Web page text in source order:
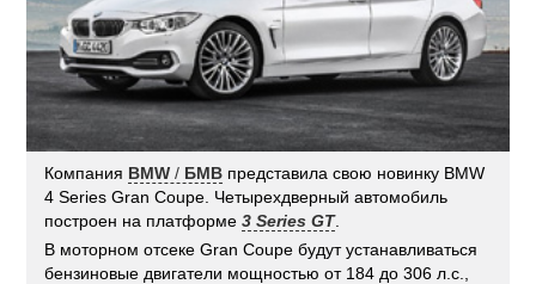
Компания BMW / БМВ представила свою новинку BMW
4 Series Gran Coupe. Четырехдверный автомобиль
построен на платформе3 Series GT.
В моторном отсеке Gran Coupe будут устанавливаться
бензиновые двигатели мощностью от 184 до 306 л.с.,